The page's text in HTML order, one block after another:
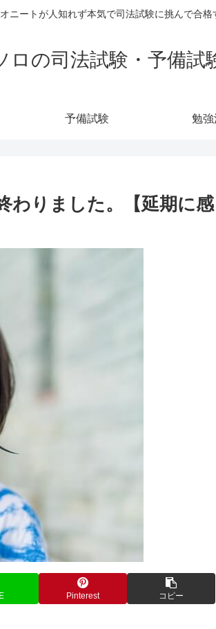
ニートが人知れず本気で司法試験に挑んで合格
の司法試験・予備試
予備試験 勉強
わりました。【延期に感
Pinterest コピー